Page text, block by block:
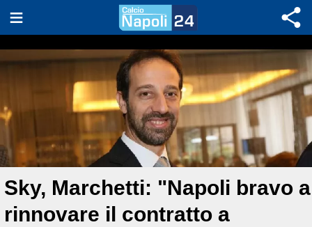
Sky, Marchetti: "Napoli bravo a
rinnovare il contratto a